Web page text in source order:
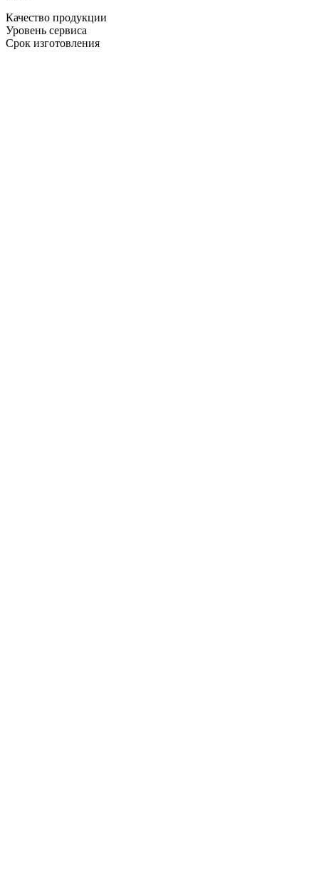
Качество продукции
Уровень сервиса
Срок изготовления